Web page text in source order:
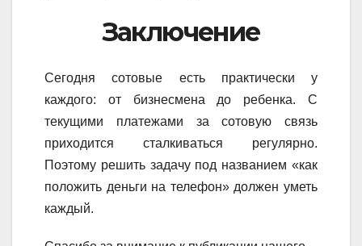
Заключение
Сегодня сотовые есть практически у
каждого: от бизнесмена до ребенка. С
текущими платежами за сотовую связь
приходится сталкиваться регулярно.
Поэтому решить задачу под названием «как
положить деньги на телефон» должен уметь
каждый.